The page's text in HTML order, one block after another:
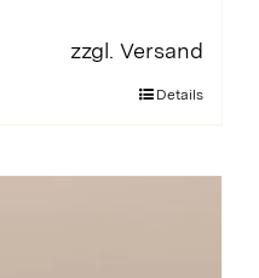
zzgl. Versand
Details